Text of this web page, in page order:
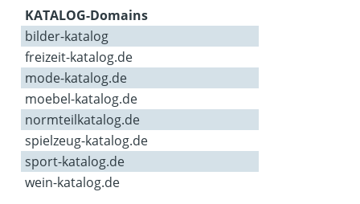
KATALOG-Domains
bilder-katalog
freizeit-katalog.de
mode-katalog.de
moebel-katalog.de
normteilkatalog.de
spielzeug-katalog.de
sport-katalog.de
wein-katalog.de